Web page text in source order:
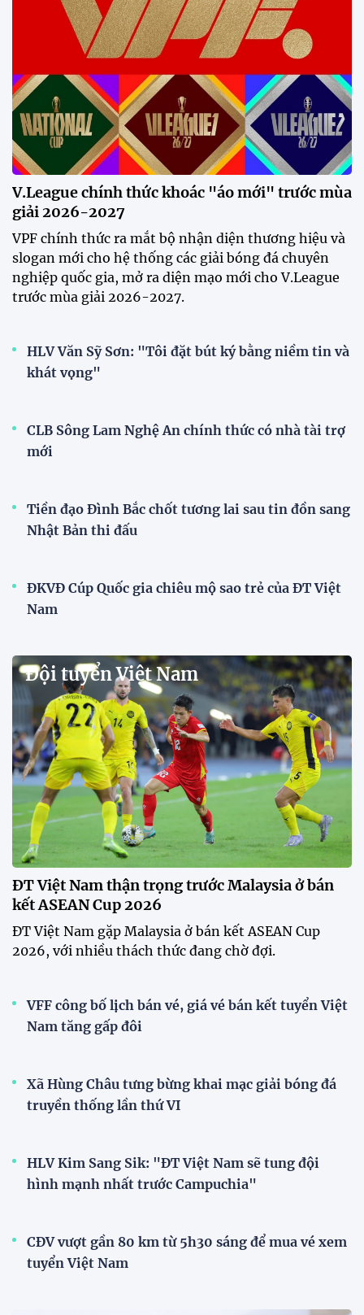
HLV Gavin Lee: "Singapore đến
12:32 30/07/2026
Tiền đạo Đình Bắc: "Chỉ cần đội
tuyển thắng, tôi ghi bàn hay
không đều hạnh phúc"
Phóng viên Singapore bất ngờ
xuất hiện tại sân tập để theo dõi
ASEAN Cup 2026
Dàn sao U23 Việt Nam hội quân
trong mưa, sẵn sàng cho chiến
2026
15:34 28/07/2026
Đội tuyển Việt Nam được tiếp
thêm sức mạnh trước trận gặp
Singapore
11:22 28/07/2026
Mở bán vé trực tiếp trận sân
nhà đầu tiên của ĐT Việt Nam
tại ASEAN Cup 2026
17:17 27/07/2026
XSKT Đắk Lắk viết nên lịch sử
20:58 26/07/2026